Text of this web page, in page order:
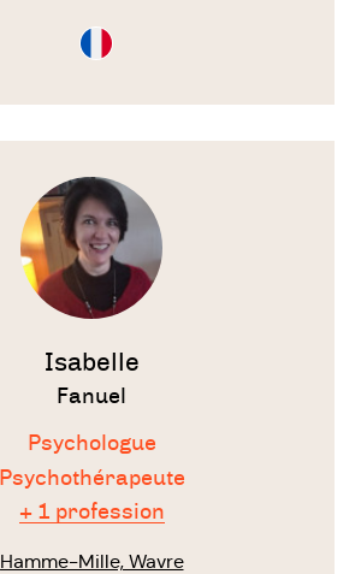
Consultation
en
Isabelle
Fanuel
Psychologue
Psychothérapeute
+ 1 profession
Hamme-Mille, Wavre